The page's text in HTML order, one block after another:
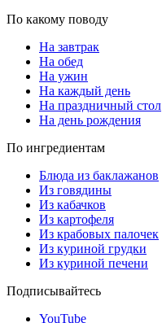
По какому поводу
На завтрак
На обед
На ужин
На каждый день
На праздничный стол
На день рождения
По ингредиентам
Блюда из баклажанов
Из говядины
Из кабачков
Из картофеля
Из крабовых палочек
Из куриной грудки
Из куриной печени
Подписывайтесь
YouTube